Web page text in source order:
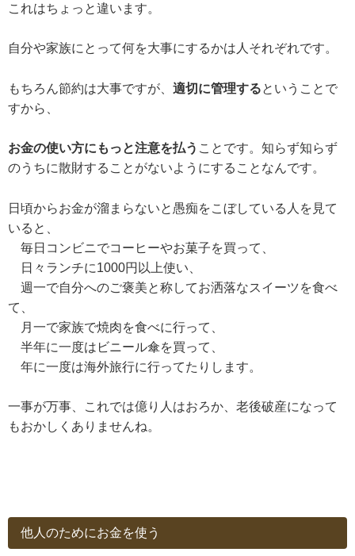
これはちょっと違います。
自分や家族にとって何を大事にするかは人それぞれです。
もちろん節約は大事ですが、 適切に管理するということで
すから、
お金の使い方にもっと注意を払う ことです。知らず知らず
のうちに散財することがないようにすることなんです。
日頃からお金が溜まらないと愚痴をこぼしている人を見て
いると、
毎日コンビニでコーヒーやお菓子を買って、
日々ランチに1000円以上使い、
週一で自分へのご褒美と称してお洒落なスイーツを食べ
て、
月一で家族で焼肉を食べに行って、
半年に一度はビニール傘を買って、
年に一度は海外旅行に行ってたりします。
一事が万事、これでは億り人はおろか、老後破産になって
もおかしくありませんね。
他人のためにお金を使う